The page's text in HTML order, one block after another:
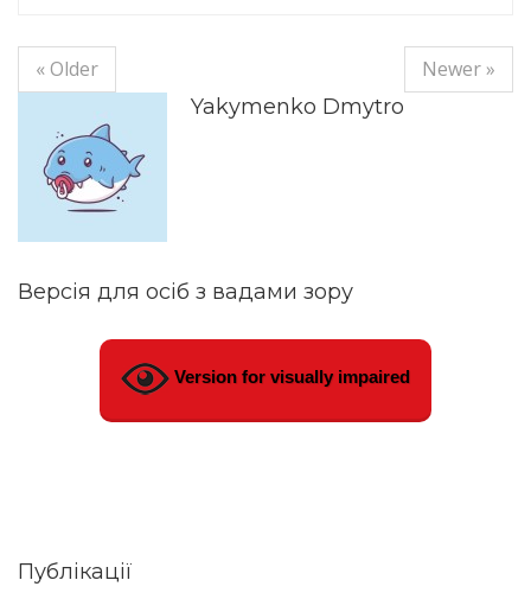
« Older
Newer »
Yakymenko Dmytro
Версія для осіб з вадами зору
Version for visually impaired
Публікації